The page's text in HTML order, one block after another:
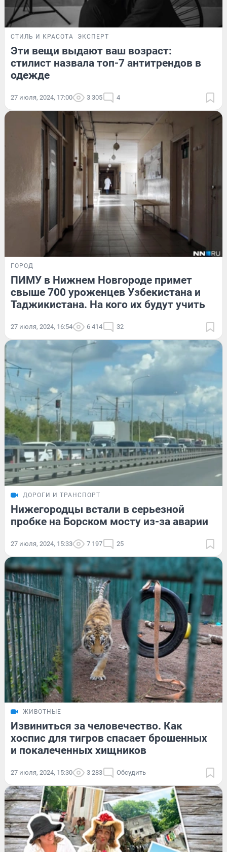
СТИЛЬ И КРАСОТА ЭКСПЕРТ
Эти вещи выдают ваш возраст:
стилист назвала топ-7 антитрендов в
одежде
27 июля, 2024, 17:00 3 305 4
ГОРОД
ПИМУ в Нижнем Новгороде примет
свыше 700 уроженцев Узбекистана и
Таджикистана. На кого их будут учить
27 июля, 2024, 16:54 6 414 32
ДОРОГИ И ТРАНСПОРТ
Нижегородцы встали в серьезной
пробке на Борском мосту из-за аварии
27 июля, 2024, 15:33 7 197 25
ЖИВОТНЫЕ
Извиниться за человечество. Как
хоспис для тигров спасает брошенных
и покалеченных хищников
27 июля, 2024, 15:30 3 283 Обсудить